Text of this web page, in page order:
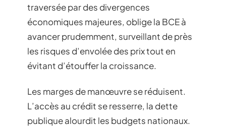
traversée par des divergences
économiques majeures, oblige la BCE à
avancer prudemment, surveillant de près
les risques d’envolée des prix tout en
évitant d’étouffer la croissance.
Les marges de manœuvre se réduisent.
L’accès au crédit se resserre, la dette
publique alourdit les budgets nationaux.